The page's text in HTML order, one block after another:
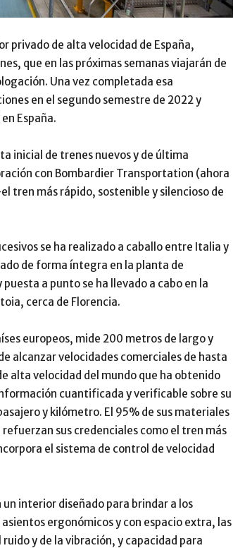
privado de alta velocidad de España,
que en las próximas semanas viajarán de
Una vez completada esa
en el segundo semestre de 2022 y
España.
inicial de trenes nuevos y de última
con Bombardier Transportation (ahora
tren más rápido, sostenible y silencioso de
se ha realizado a caballo entre Italia y
de forma íntegra en la planta de
a punto se ha llevado a cabo en la
cerca de Florencia.
europeos, mide 200 metros de largo y
alcanzar velocidades comerciales de hasta
alta velocidad del mundo que ha obtenido
cuantificada y verificable sobre su
y kilómetro. El 95% de sus materiales
sus credenciales como el tren más
el sistema de control de velocidad
interior diseñado para brindar a los
ergonómicos y con espacio extra, las
y de la vibración, y capacidad para